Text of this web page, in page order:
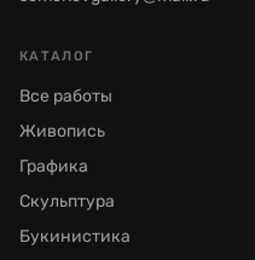
КАТАЛОГ
Все работы
Живопись
Графика
Скульптура
Букинистика